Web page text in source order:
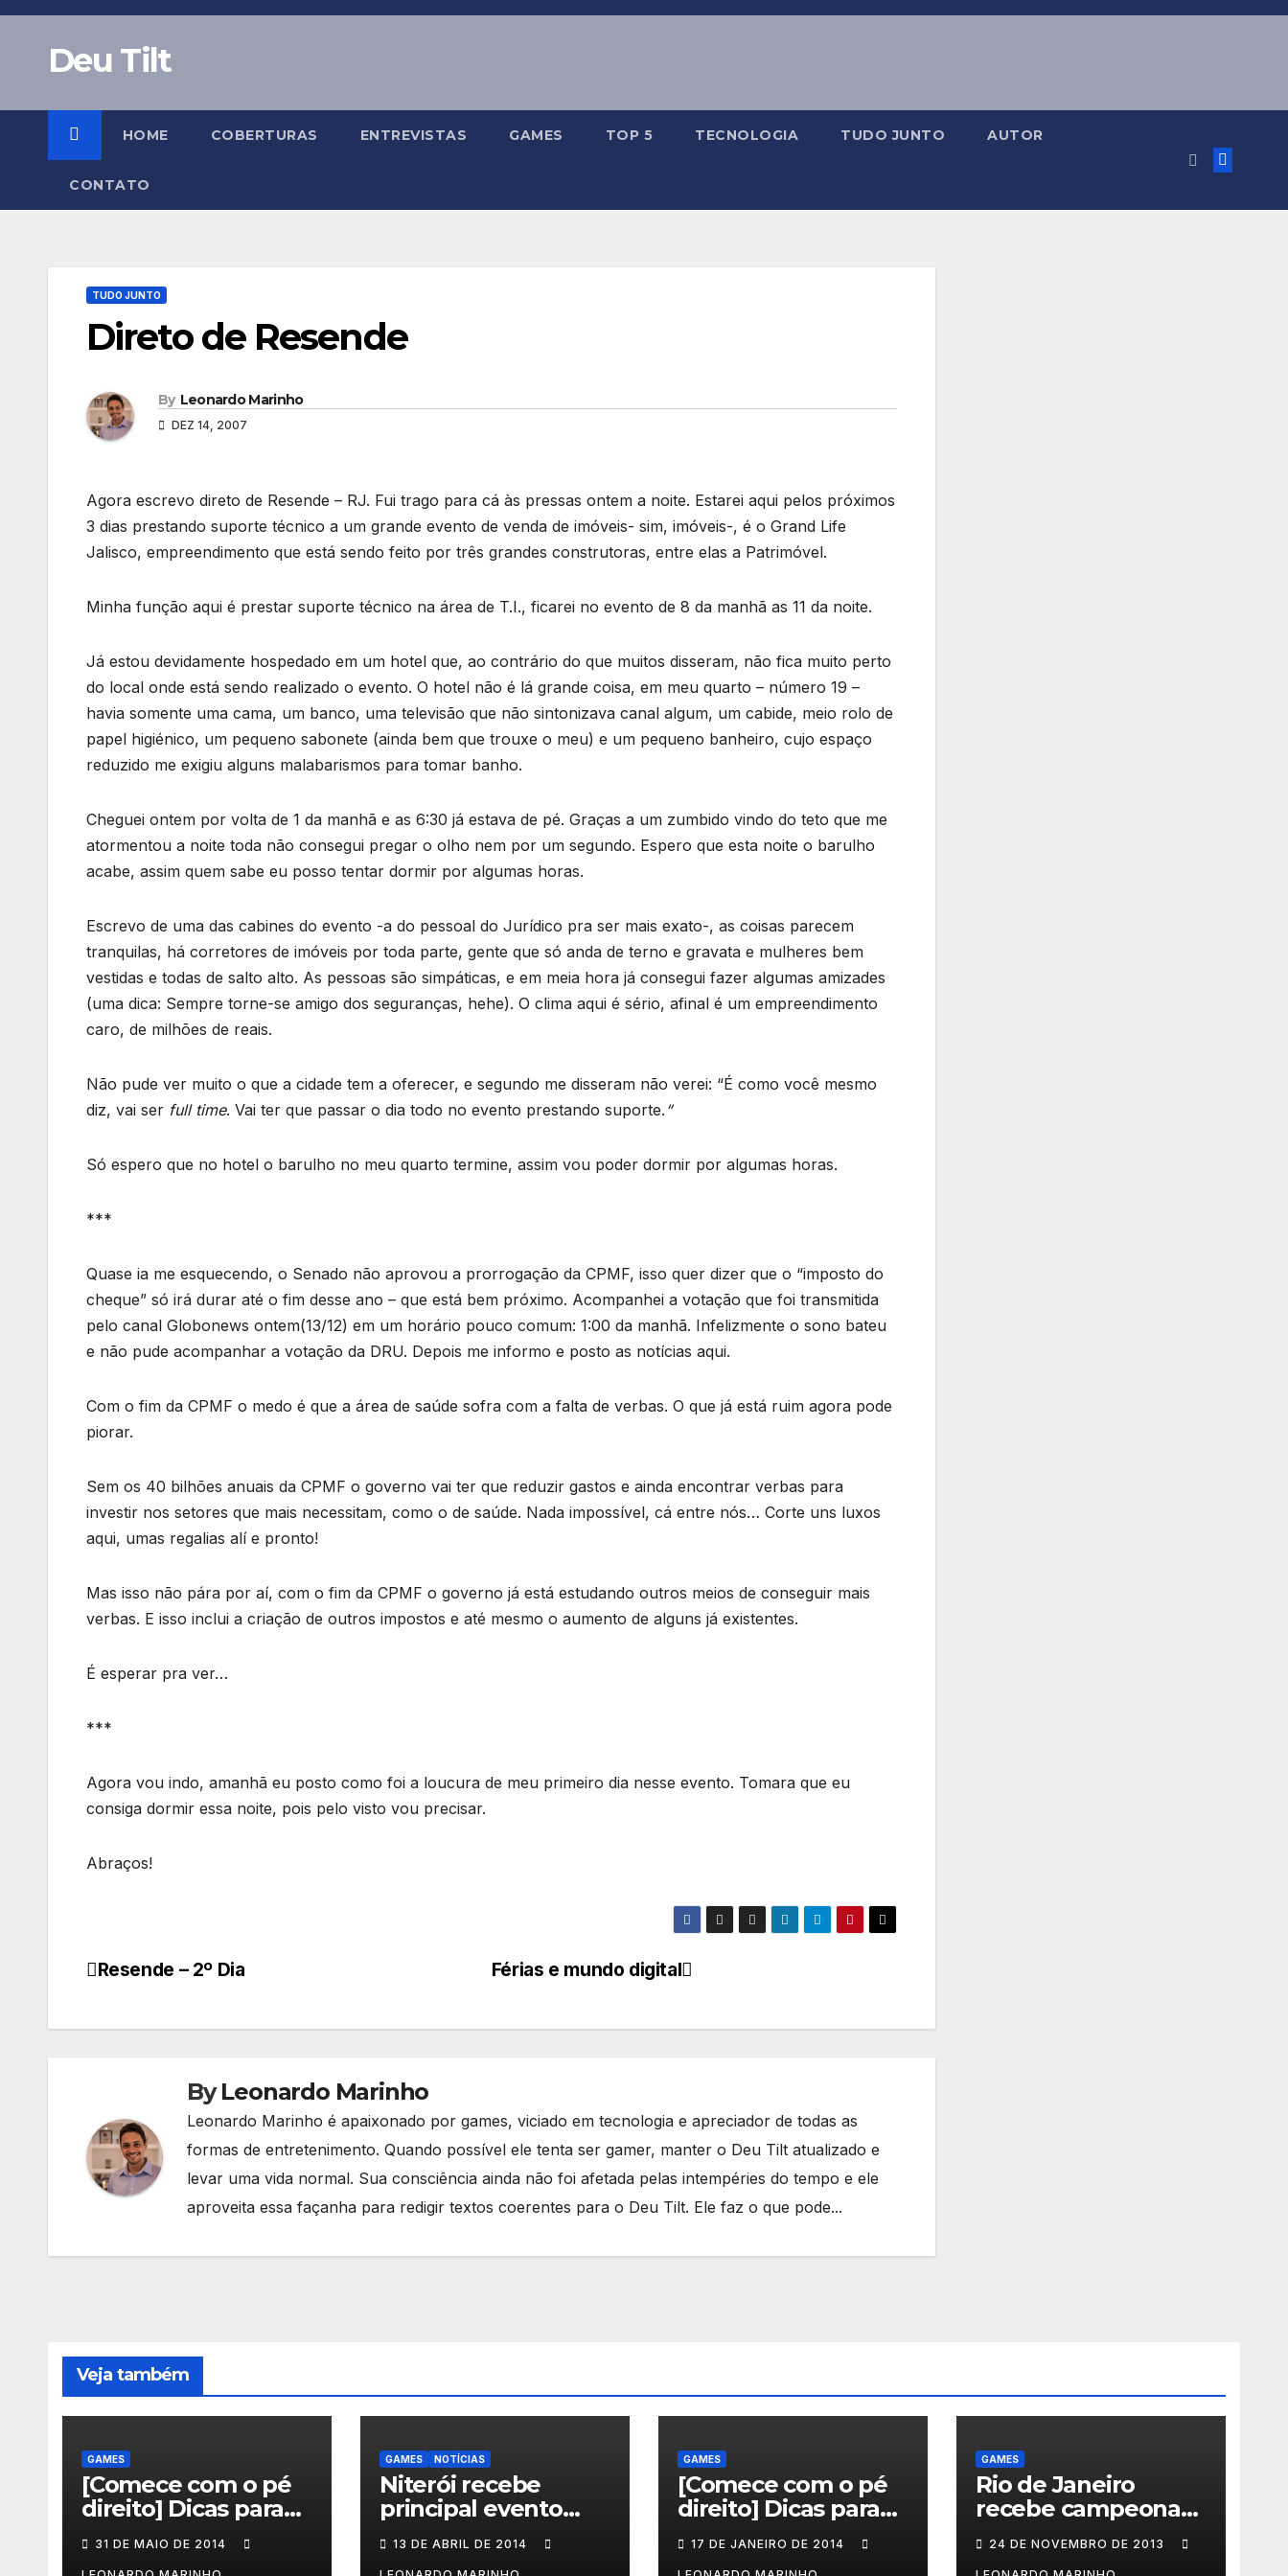
Skip
contentDeu Tilt
HOME COBERTURAS ENTREVISTAS GAMES TOP 5 TECNOLOGIA TUDO JUNTO AUTOR
CONTATO
TUDO JUNTO
Direto de Resende
By Leonardo Marinho
DEZ 14, 2007
Agora escrevo direto de Resende – RJ. Fui trago para cá às pressas ontem a noite. Estarei aqui pelos próximos
3 dias prestando suporte técnico a um grande evento de venda de imóveis- sim, imóveis-, é o Grand Life
Jalisco, empreendimento que está sendo feito por três grandes construtoras, entre elas a Patrimóvel.
Minha função aqui é prestar suporte técnico na área de T.I., ficarei no evento de 8 da manhã as 11 da noite.
Já estou devidamente hospedado em um hotel que, ao contrário do que muitos disseram, não fica muito perto
do local onde está sendo realizado o evento. O hotel não é lá grande coisa, em meu quarto – número 19 –
havia somente uma cama, um banco, uma televisão que não sintonizava canal algum, um cabide, meio rolo de
papel higiénico, um pequeno sabonete (ainda bem que trouxe o meu) e um pequeno banheiro, cujo espaço
reduzido me exigiu alguns malabarismos para tomar banho.
Cheguei ontem por volta de 1 da manhã e as 6:30 já estava de pé. Graças a um zumbido vindo do teto que me
atormentou a noite toda não consegui pregar o olho nem por um segundo. Espero que esta noite o barulho
acabe, assim quem sabe eu posso tentar dormir por algumas horas.
Escrevo de uma das cabines do evento -a do pessoal do Jurídico pra ser mais exato-, as coisas parecem
tranquilas, há corretores de imóveis por toda parte, gente que só anda de terno e gravata e mulheres bem
vestidas e todas de salto alto. As pessoas são simpáticas, e em meia hora já consegui fazer algumas amizades
(uma dica: Sempre torne-se amigo dos seguranças, hehe). O clima aqui é sério, afinal é um empreendimento
caro, de milhões de reais.
Não pude ver muito o que a cidade tem a oferecer, e segundo me disseram não verei: “É como você mesmo
diz, vai ser full time. Vai ter que passar o dia todo no evento prestando suporte. “
Só espero que no hotel o barulho no meu quarto termine, assim vou poder dormir por algumas horas.
***
Quase ia me esquecendo, o Senado não aprovou a prorrogação da CPMF, isso quer dizer que o “imposto do
cheque” só irá durar até o fim desse ano – que está bem próximo. Acompanhei a votação que foi transmitida
pelo canal Globonews ontem(13/12) em um horário pouco comum: 1:00 da manhã. Infelizmente o sono bateu
e não pude acompanhar a votação da DRU. Depois me informo e posto as notícias aqui.
Com o fim da CPMF o medo é que a área de saúde sofra com a falta de verbas. O que já está ruim agora pode
piorar.
Sem os 40 bilhões anuais da CPMF o governo vai ter que reduzir gastos e ainda encontrar verbas para
investir nos setores que mais necessitam, como o de saúde. Nada impossível, cá entre nós… Corte uns luxos
aqui, umas regalias alí e pronto!
Mas isso não pára por aí, com o fim da CPMF o governo já está estudando outros meios de conseguir mais
verbas. E isso inclui a criação de outros impostos e até mesmo o aumento de alguns já existentes.
É esperar pra ver…
***
Agora vou indo, amanhã eu posto como foi a loucura de meu primeiro dia nesse evento. Tomara que eu
consiga dormir essa noite, pois pelo visto vou precisar.
Abraços!
Navegação
Férias e mundo digital
Resende – 2º Dia
ByLeonardo Marinho
Leonardo Marinho é apaixonado por games, viciado em tecnologia e apreciador de todas as
formas de entretenimento. Quando possível ele tenta ser gamer, manter o Deu Tilt atualizado e
levar uma vida normal. Sua consciência ainda não foi afetada pelas intempéries do tempo e ele
aproveita essa façanha para redigir textos coerentes para o Deu Tilt. Ele faz o que pode...
Veja também
GAMES
[Comece com o pé
direito] Dicas para
quem vai jogar Dust:
An Elysian Tail
31 DE MAIO DE 2014
GAMES NOTÍCIAS
Niterói recebe
principal evento
internacional que
mescla saúde e
13 DE ABRIL DE 2014
GAMES
[Comece com o pé
direito] Dicas para
quem vai jogar
Sleeping Dogs
17 DE JANEIRO DE 2014
GAMES
Rio de Janeiro
recebe campeonato
de games com
prêmios em
24 DE NOVEMBRO DE 2013